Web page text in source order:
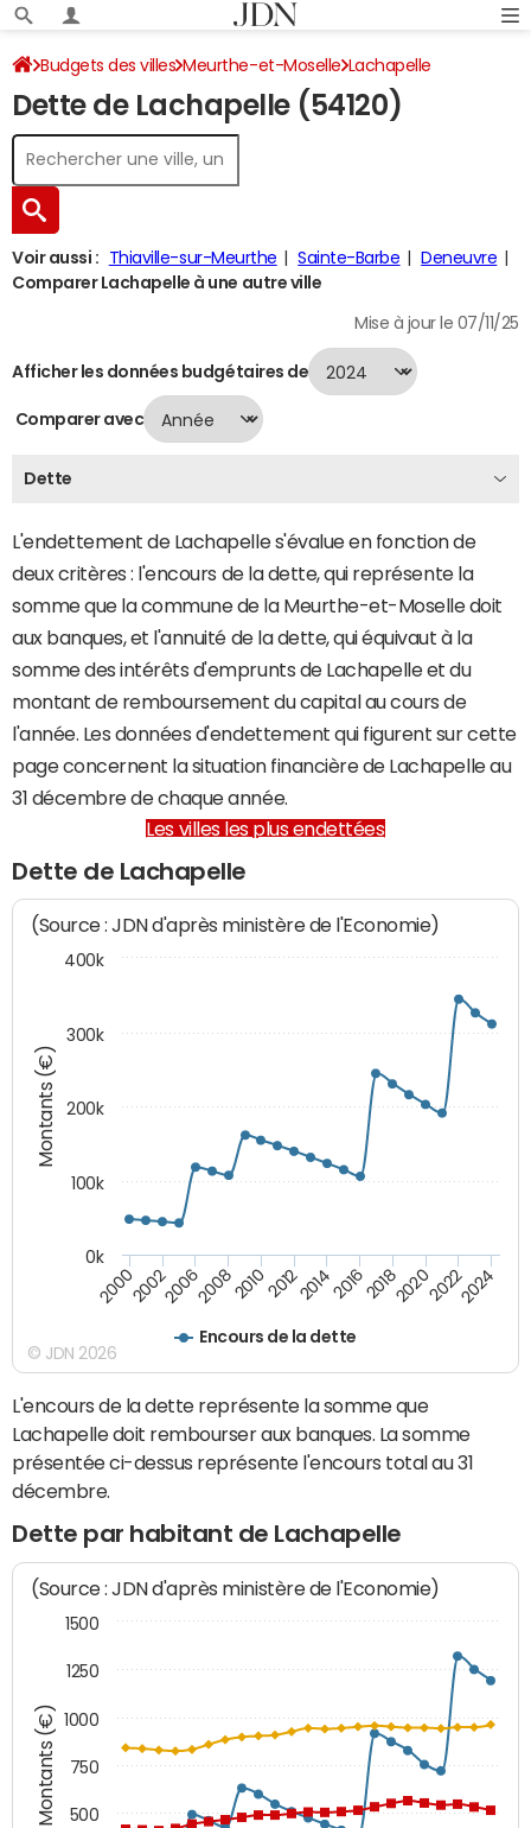
Budgets des villes Meurthe-et-Moselle Lachapelle
Dette au 31/12/2024
Dette de Lachapelle (54120)
Voir aussi : Thiaville-sur-Meurthe Sainte-Barbe
Deneuvre
Comparer Lachapelle à une autre ville
Mise à jour le 07/11/25
Afficher les données budgétaires de
Comparer avec
Dette
L'endettement de Lachapelle s'évalue en fonction de
deux critères : l'encours de la dette, qui représente la
somme que la commune de la Meurthe-et-Moselle doit
aux banques, et l'annuité de la dette, qui équivaut à la
somme des intérêts d'emprunts de Lachapelle et du
montant de remboursement du capital au cours de
l'année. Les données d'endettement qui figurent sur cette
page concernent la situation financière de Lachapelle au
31 décembre de chaque année.
Les villes les plus endettées
Dette de Lachapelle
Montants (€)
(Source : JDN d'après ministère de l'Economie)
Encours de la dette
200020022006200820102012201420162018202020222024
0k
100k
200k
300k
400k
© JDN 2026
L'encours de la dette représente la somme que
Lachapelle doit rembourser aux banques. La somme
présentée ci-dessus représente l'encours total au 31
décembre.
Dette par habitant de Lachapelle
Montants (€)
(Source : JDN d'après ministère de l'Economie)
500
750
1000
1250
1500